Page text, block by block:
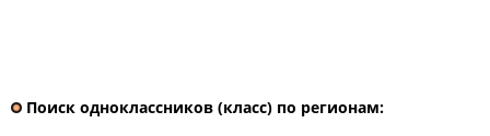
Поиск одноклассников (класс) по регионам: